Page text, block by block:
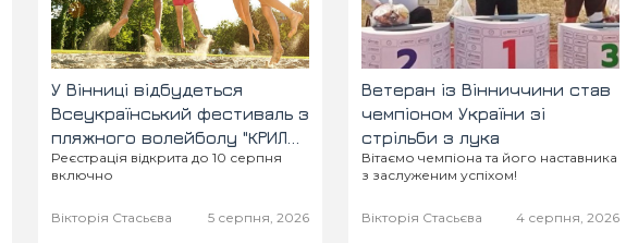
У Вінниці відбудеться
Всеукраїнський фестиваль з
пляжного волейболу "КРИЛА
ПЕРЕМОГИ!"
Реєстрація відкрита до 10 серпня
включно
Вікторія Стасьєва 5 серпня, 2026
Ветеран із Вінниччини став
чемпіоном України зі
стрільби з лука
Вітаємо чемпіона та його наставника
з заслуженим успіхом!
Вікторія Стасьєва 4 серпня, 2026